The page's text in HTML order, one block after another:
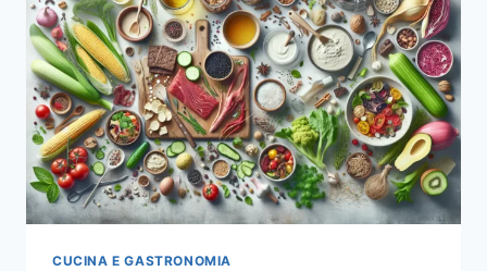
CUCINA E GASTRONOMIA